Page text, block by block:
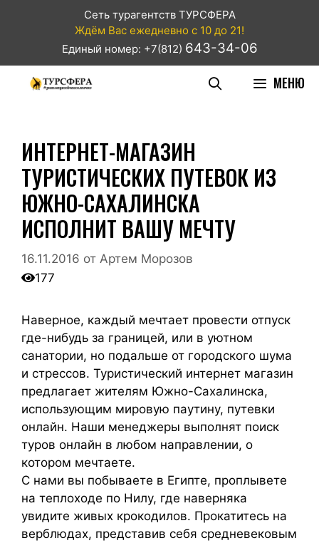
Сеть турагентств ТУРСФЕРА
Ждём Вас ежедневно с 10 до 21!
Единый номер: +7(812) 643-34-06
МЕНЮ
ИНТЕРНЕТ-МАГАЗИН
ТУРИСТИЧЕСКИХ ПУТЕВОК ИЗ
ЮЖНО-САХАЛИНСКА
ИСПОЛНИТ ВАШУ МЕЧТУ
16.11.2016 от Артем Морозов
177
Наверное, каждый мечтает провести отпуск
где-нибудь за границей, или в уютном
санатории, но подальше от городского шума
и стрессов. Туристический интернет магазин
предлагает жителям Южно-Сахалинска,
использующим мировую паутину, путевки
онлайн. Наши менеджеры выполнят поиск
туров онлайн в любом направлении, о
котором мечтаете.
С нами вы побываете в Египте, проплывете
на теплоходе по Нилу, где наверняка
увидите живых крокодилов. Прокатитесь на
верблюдах, представив себя средневековым